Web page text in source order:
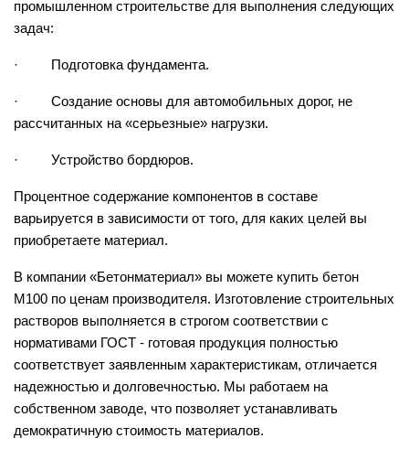
промышленном строительстве для выполнения следующих
задач:
· Подготовка фундамента.
· Создание основы для автомобильных дорог, не
рассчитанных на «серьезные» нагрузки.
· Устройство бордюров.
Процентное содержание компонентов в составе
варьируется в зависимости от того, для каких целей вы
приобретаете материал.
В компании «Бетонматериал» вы можете купить бетон
M100 по ценам производителя. Изготовление строительных
растворов выполняется в строгом соответствии с
нормативами ГОСТ - готовая продукция полностью
соответствует заявленным характеристикам, отличается
надежностью и долговечностью. Мы работаем на
собственном заводе, что позволяет устанавливать
демократичную стоимость материалов.